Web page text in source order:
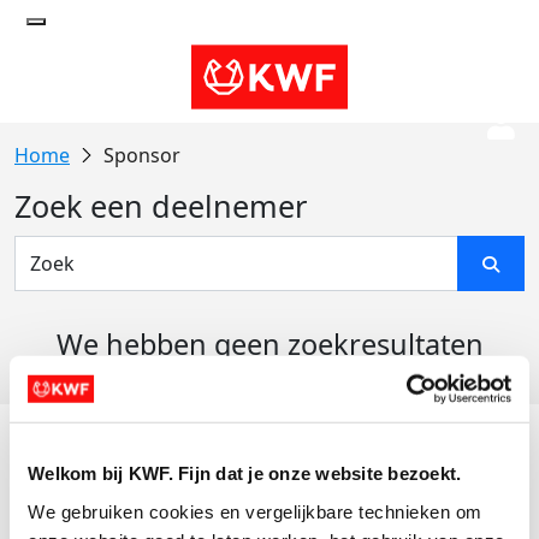
Welkom bij KWF. Fijn dat je onze website bezoekt.
We gebruiken cookies en vergelijkbare technieken om
Sponsor
Zoek een deelnemer
We hebben geen zoekresultaten
Actiematerialen
Evenementen